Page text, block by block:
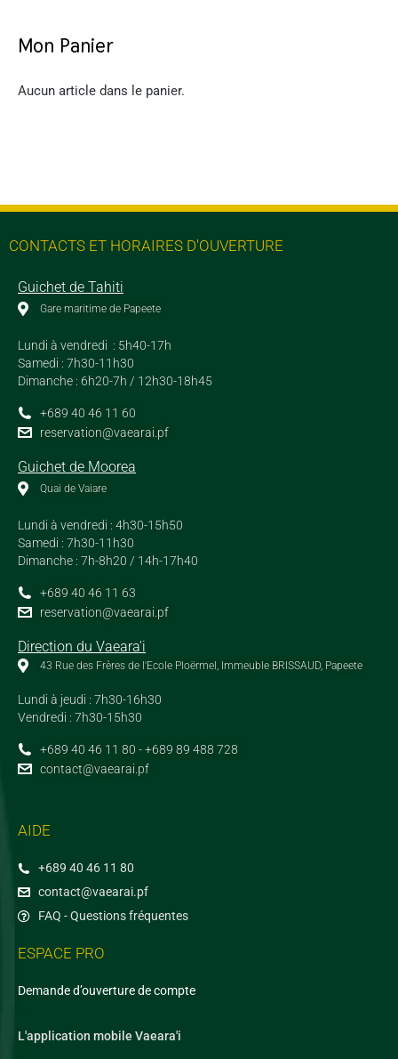
Mon Panier
Aucun article dans le panier.
CONTACTS ET HORAIRES D'OUVERTURE
Guichet de Tahiti
Gare maritime de Papeete
Lundi à vendredi : 5h40-17h
Samedi : 7h30-11h30
Dimanche : 6h20-7h / 12h30-18h45
+689 40 46 11 60
reservation@vaearai.pf
Guichet de Moorea
Quai de Vaiare
Lundi à vendredi : 4h30-15h50
Samedi : 7h30-11h30
Dimanche : 7h-8h20 / 14h-17h40
+689 40 46 11 63
reservation@vaearai.pf
Direction du Vaeara'i
43 Rue des Frères de l'Ecole Ploërmel, Immeuble BRISSAUD, Papeete
Lundi à jeudi : 7h30-16h30
Vendredi : 7h30-15h30
+689 40 46 11 80 - +689 89 488 728
contact@vaearai.pf
AIDE
+689 40 46 11 80
contact@vaearai.pf
FAQ - Questions fréquentes
ESPACE PRO
Demande d’ouverture de compte
L'application mobile Vaeara'i